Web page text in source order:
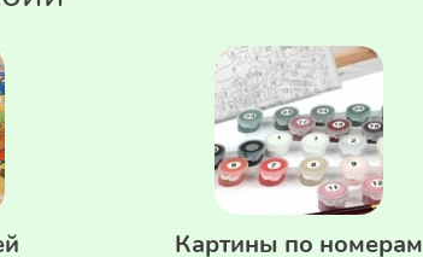
Картины по номерам